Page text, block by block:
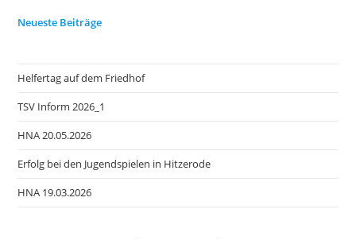
Neueste Beiträge
Helfertag auf dem Friedhof
TSV Inform 2026_1
HNA 20.05.2026
Erfolg bei den Jugendspielen in Hitzerode
HNA 19.03.2026